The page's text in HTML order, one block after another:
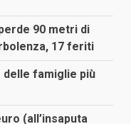
90 metri di
17 feriti
delle famiglie più
(all’insaputa